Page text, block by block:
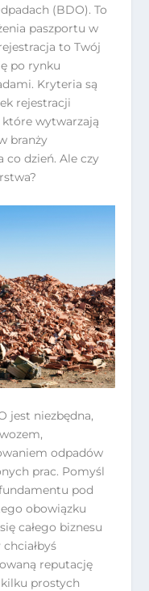
(BDO). To
paszportu w
to Twój
po rynku
Kryteria są
rejestracji
wytwarzają
branży
co dzień. Ale czy
jest niezbędna,
odpadów
prac. Pomyśl
pod
obowiązku
całego biznesu
reputację
prostych